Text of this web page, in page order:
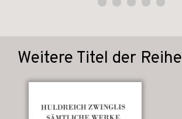
Weitere Titel der Reihe